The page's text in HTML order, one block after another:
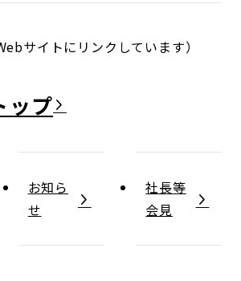
サイトにリンクしています）
お知ら
せ
社長等
会見